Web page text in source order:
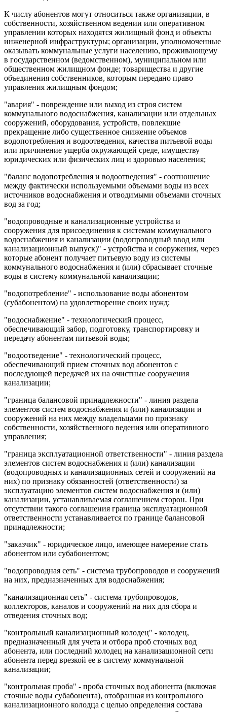
К числу абонентов могут относиться также организации, в
собственности, хозяйственном ведении или оперативном
управлении которых находятся жилищный фонд и объекты
инженерной инфраструктуры; организации, уполномоченные
оказывать коммунальные услуги населению, проживающему
в государственном (ведомственном), муниципальном или
общественном жилищном фонде; товарищества и другие
объединения собственников, которым передано право
управления жилищным фондом;
"авария" - повреждение или выход из строя систем
коммунального водоснабжения, канализации или отдельных
сооружений, оборудования, устройств, повлекшие
прекращение либо существенное снижение объемов
водопотребления и водоотведения, качества питьевой воды
или причинение ущерба окружающей среде, имуществу
юридических или физических лиц и здоровью населения;
"баланс водопотребления и водоотведения" - соотношение
между фактически используемыми объемами воды из всех
источников водоснабжения и отводимыми объемами сточных
вод за год;
"водопроводные и канализационные устройства и
сооружения для присоединения к системам коммунального
водоснабжения и канализации (водопроводный ввод или
канализационный выпуск)" - устройства и сооружения, через
которые абонент получает питьевую воду из системы
коммунального водоснабжения и (или) сбрасывает сточные
воды в систему коммунальной канализации;
"водопотребление" - использование воды абонентом
(субабонентом) на удовлетворение своих нужд;
"водоснабжение" - технологический процесс,
обеспечивающий забор, подготовку, транспортировку и
передачу абонентам питьевой воды;
"водоотведение" - технологический процесс,
обеспечивающий прием сточных вод абонентов с
последующей передачей их на очистные сооружения
канализации;
"граница балансовой принадлежности" - линия раздела
элементов систем водоснабжения и (или) канализации и
сооружений на них между владельцами по признаку
собственности, хозяйственного ведения или оперативного
управления;
"граница эксплуатационной ответственности" - линия раздела
элементов систем водоснабжения и (или) канализации
(водопроводных и канализационных сетей и сооружений на
них) по признаку обязанностей (ответственности) за
эксплуатацию элементов систем водоснабжения и (или)
канализации, устанавливаемая соглашением сторон. При
отсутствии такого соглашения граница эксплуатационной
ответственности устанавливается по границе балансовой
принадлежности;
"заказчик" - юридическое лицо, имеющее намерение стать
абонентом или субабонентом;
"водопроводная сеть" - система трубопроводов и сооружений
на них, предназначенных для водоснабжения;
"канализационная сеть" - система трубопроводов,
коллекторов, каналов и сооружений на них для сбора и
отведения сточных вод;
"контрольный канализационный колодец" - колодец,
предназначенный для учета и отбора проб сточных вод
абонента, или последний колодец на канализационной сети
абонента перед врезкой ее в систему коммунальной
канализации;
"контрольная проба" - проба сточных вод абонента (включая
сточные воды субабонента), отобранная из контрольного
канализационного колодца с целью определения состава